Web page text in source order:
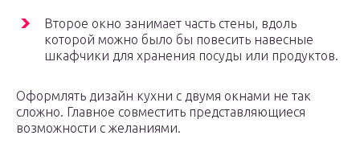
Второе окно занимает часть стены, вдоль
которой можно было бы повесить навесные
шкафчики для хранения посуды или продуктов.
Оформлять дизайн кухни с двумя окнами не так
сложно. Главное совместить представляющиеся
возможности с желаниями.